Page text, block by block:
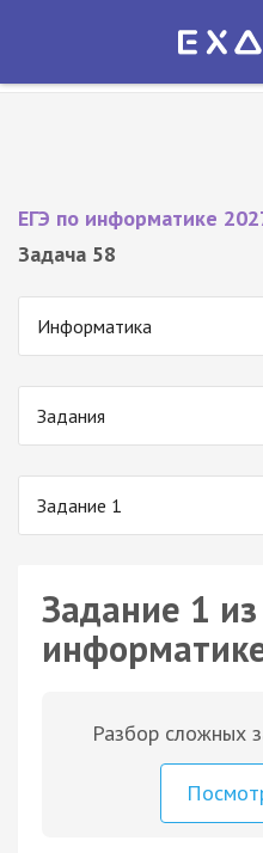
Экзамер — ЕГЭ
ЕГЭ по информатике
Задача 58
Информатика
Задания
Задание 1
Задание 1
Разбор сложных